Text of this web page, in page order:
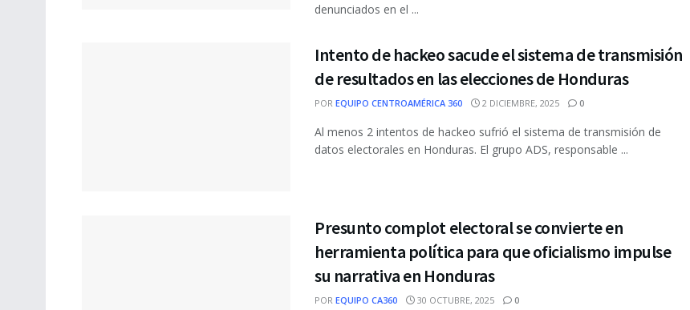
denunciados en el ...
Intento de hackeo sacude el sistema de transmisión
de resultados en las elecciones de Honduras
POR EQUIPO CENTROAMÉRICA 360 2 DICIEMBRE, 2025 0
Al menos 2 intentos de hackeo sufrió el sistema de transmisión de
datos electorales en Honduras. El grupo ADS, responsable ...
Presunto complot electoral se convierte en
herramienta política para que oficialismo impulse
su narrativa en Honduras
POR EQUIPO CA360 30 OCTUBRE, 2025 0